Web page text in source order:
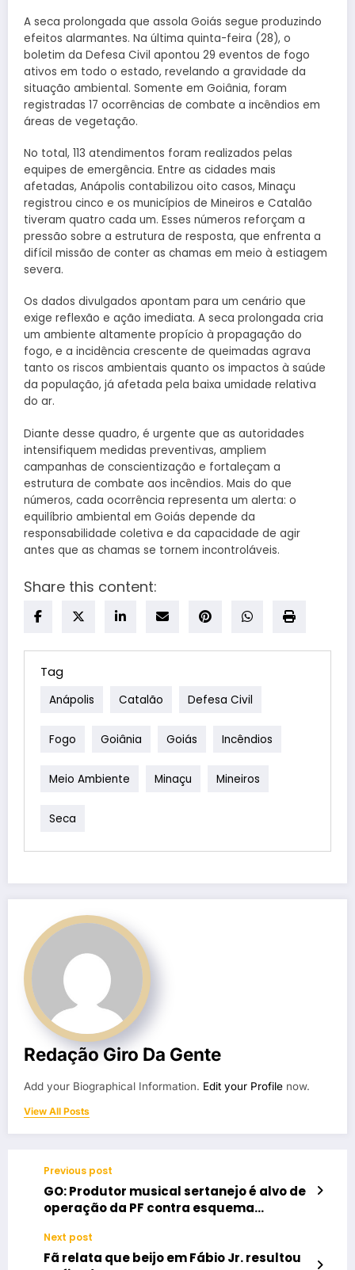
A seca prolongada que assola Goiás segue produzindo
efeitos alarmantes. Na última quinta-feira (28), o
boletim da Defesa Civil apontou 29 eventos de fogo
ativos em todo o estado, revelando a gravidade da
situação ambiental. Somente em Goiânia, foram
registradas 17 ocorrências de combate a incêndios em
áreas de vegetação.
No total, 113 atendimentos foram realizados pelas
equipes de emergência. Entre as cidades mais
afetadas, Anápolis contabilizou oito casos, Minaçu
registrou cinco e os municípios de Mineiros e Catalão
tiveram quatro cada um. Esses números reforçam a
pressão sobre a estrutura de resposta, que enfrenta a
difícil missão de conter as chamas em meio à estiagem
severa.
Os dados divulgados apontam para um cenário que
exige reflexão e ação imediata. A seca prolongada cria
um ambiente altamente propício à propagação do
fogo, e a incidência crescente de queimadas agrava
tanto os riscos ambientais quanto os impactos à saúde
da população, já afetada pela baixa umidade relativa
do ar.
Diante desse quadro, é urgente que as autoridades
intensifiquem medidas preventivas, ampliem
campanhas de conscientização e fortaleçam a
estrutura de combate aos incêndios. Mais do que
números, cada ocorrência representa um alerta: o
equilíbrio ambiental em Goiás depende da
responsabilidade coletiva e da capacidade de agir
antes que as chamas se tornem incontroláveis.
Share this content:
Tag
Anápolis Catalão Defesa Civil
Fogo Goiânia Goiás Incêndios
Meio Ambiente Minaçu Mineiros
Seca
Redação Giro Da Gente
Add your Biographical Information. Edit your Profile now.
View All Posts
Previous post
GO: Produtor musical sertanejo é alvo de
operação da PF contra esquema
Next post
Fã relata que beijo em Fábio Jr. resultou